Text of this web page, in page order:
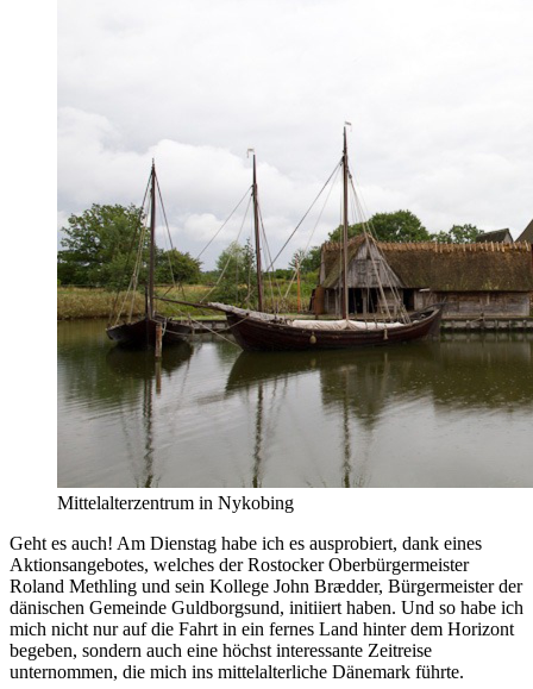
Mittelalterzentrum in Nykobing
Geht es auch! Am Dienstag habe ich es ausprobiert, dank eines
Aktionsangebotes, welches der Rostocker Oberbürgermeister
Roland Methling und sein Kollege John Brædder, Bürgermeister der
dänischen Gemeinde Guldborgsund, initiiert haben. Und so habe ich
mich nicht nur auf die Fahrt in ein fernes Land hinter dem Horizont
begeben, sondern auch eine höchst interessante Zeitreise
unternommen, die mich ins mittelalterliche Dänemark führte.